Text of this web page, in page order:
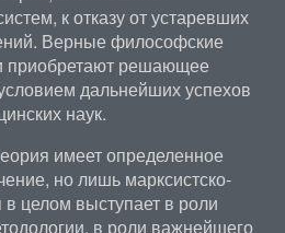
к отказу от устаревших
Верные философские
приобретают решающее
дальнейших успехов
наук.
имеет определенное
но лишь марксистско-
целом выступает в роли
в роли важнейшего